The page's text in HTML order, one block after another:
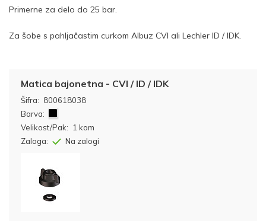
Primerne za delo do 25 bar.
Za šobe s pahljačastim curkom Albuz CVI ali Lechler ID / IDK.
Šifra: 800618038
Matica bajonetna - CVI / ID / IDK
Barva:
Velikost/Pak:
1 kom
Zaloga:
Na zalogi